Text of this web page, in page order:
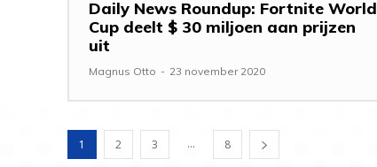
Daily News Roundup: Fortnite World
Cup deelt $ 30 miljoen aan prijzen
uit
Magnus Otto - 23 november 2020
1 2 3 ... 8